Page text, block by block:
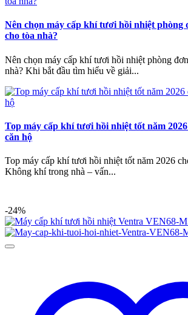
Nên chọn máy cấp khí tươi hồi nhiệt phòng
cho tòa nhà?
Nên chọn máy cấp khí tươi hồi nhiệt phòng
nhà? Khi bắt đầu tìm hiểu về giải...
Top máy cấp khí tươi hồi nhiệt tốt năm
căn hộ
Top máy cấp khí tươi hồi nhiệt tốt năm 2026
Không khí trong nhà – vấn...
-24%